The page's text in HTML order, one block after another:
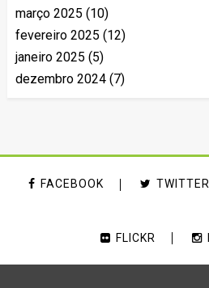
março 2025 (10)
fevereiro 2025 (12)
janeiro 2025 (5)
dezembro 2024(7)
FACEBOOK TWITTER
FLICKR